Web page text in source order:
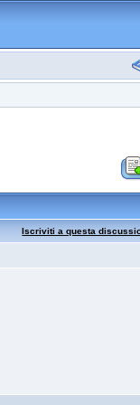
Iscriviti a questa